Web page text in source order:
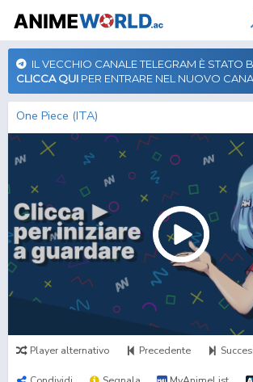
IL VECCHIO CANALE TELEGRAM È STATO
CLICCA QUI PER ENTRARE NEL NUOVO
One Piece (ITA)
Player alternativo Precedente